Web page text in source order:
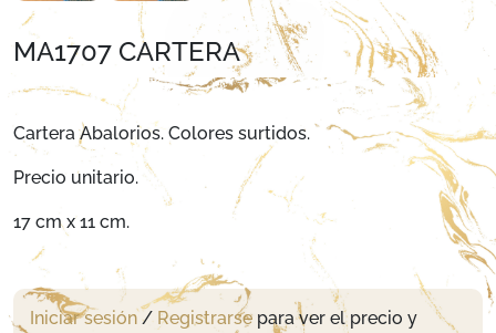
MA1707 CARTERA
Cartera Abalorios. Colores surtidos.
Precio unitario.
17 cm x 11 cm.
Iniciar sesión/ Registrarse para ver el precio y